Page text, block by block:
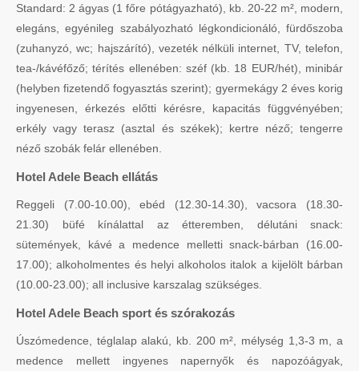
Standard: 2 ágyas (1 főre pótágyazható), kb. 20-22 m², modern,
elegáns, egyénileg szabályozható légkondicionáló, fürdőszoba
(zuhanyzó, wc; hajszárító), vezeték nélküli internet, TV, telefon,
tea-/kávéfőző; térítés ellenében: széf (kb. 18 EUR/hét), minibár
(helyben fizetendő fogyasztás szerint); gyermekágy 2 éves korig
ingyenesen, érkezés előtti kérésre, kapacitás függvényében;
erkély vagy terasz (asztal és székek); kertre néző; tengerre
néző szobák felár ellenében.
Hotel Adele Beach ellátás
Reggeli (7.00-10.00), ebéd (12.30-14.30), vacsora (18.30-
21.30) büfé kínálattal az étteremben, délutáni snack:
sütemények, kávé a medence melletti snack-bárban (16.00-
17.00); alkoholmentes és helyi alkoholos italok a kijelölt bárban
(10.00-23.00); all inclusive karszalag szükséges.
Hotel Adele Beach sport és szórakozás
Úszómedence, téglalap alakú, kb. 200 m², mélység 1,3-3 m, a
medence mellett ingyenes napernyők és napozóágyak,